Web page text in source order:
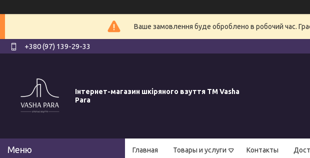
Ваше замовлення буде оброблено в робочий час.
+380 (97) 139-29-33
Інтернет-магазин шкіряного взуття ТМ Vasha
Para
Главная Товары и услуги Контакты